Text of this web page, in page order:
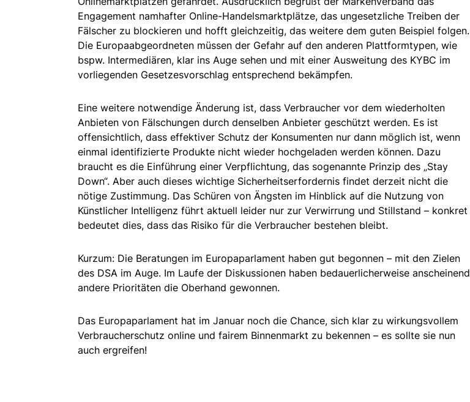
Engagement namhafter Online-Handelsmarktplätze, das ungesetzliche Treiben der
Fälscher zu blockieren und hofft gleichzeitig, das weitere dem guten Beispiel folgen.
Die Europaabgeordneten müssen der Gefahr auf den anderen Plattformtypen, wie
bspw. Intermediären, klar ins Auge sehen und mit einer Ausweitung des KYBC im
vorliegenden Gesetzesvorschlag entsprechend bekämpfen.
Eine weitere notwendige Änderung ist, dass Verbraucher vor dem wiederholten
Anbieten von Fälschungen durch denselben Anbieter geschützt werden. Es ist
offensichtlich, dass effektiver Schutz der Konsumenten nur dann möglich ist, wenn
einmal identifizierte Produkte nicht wieder hochgeladen werden können. Dazu
braucht es die Einführung einer Verpflichtung, das sogenannte Prinzip des „Stay
Down“. Aber auch dieses wichtige Sicherheitserfordernis findet derzeit nicht die
nötige Zustimmung. Das Schüren von Ängsten im Hinblick auf die Nutzung von
Künstlicher Intelligenz führt aktuell leider nur zur Verwirrung und Stillstand – konkret
bedeutet dies, dass das Risiko für die Verbraucher bestehen bleibt.
Kurzum: Die Beratungen im Europaparlament haben gut begonnen – mit den Zielen
des DSA im Auge. Im Laufe der Diskussionen haben bedauerlicherweise anscheinend
andere Prioritäten die Oberhand gewonnen.
Das Europaparlament hat im Januar noch die Chance, sich klar zu wirkungsvollem
Verbraucherschutz online und fairem Binnenmarkt zu bekennen – es sollte sie nun
auch ergreifen!